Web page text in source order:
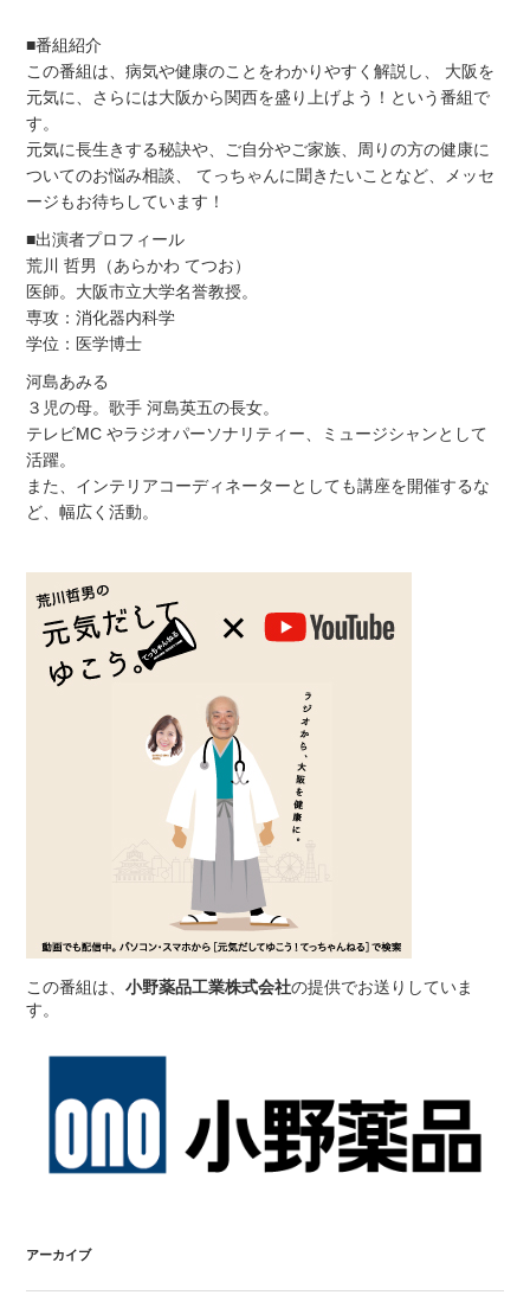
■番組紹介
この番組は、病気や健康のことをわかりやすく解説し、 大阪を
元気に、さらには大阪から関西を盛り上げよう！という番組で
す。
元気に長生きする秘訣や、ご自分やご家族、周りの方の健康に
ついてのお悩み相談、 てっちゃんに聞きたいことなど、メッセ
ージもお待ちしています！
■出演者プロフィール
荒川 哲男（あらかわ てつお）
医師。大阪市立大学名誉教授。
専攻：消化器内科学
学位：医学博士
河島あみる
３児の母。歌手 河島英五の長女。
テレビMC やラジオパーソナリティー、ミュージシャンとして
活躍。
また、インテリアコーディネーターとしても講座を開催するな
ど、幅広く活動。
この番組は、小野薬品工業株式会社の提供でお送りしていま
す。
アーカイブ